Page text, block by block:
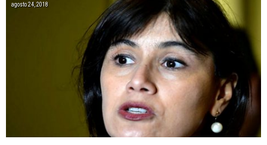
agosto 24, 2018